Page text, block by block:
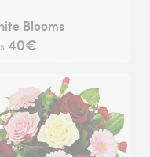
Blooms
40€